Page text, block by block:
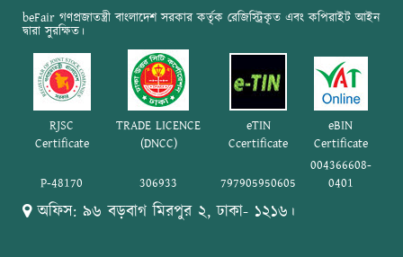
beFair গণপ্রজাতন্ত্রী বাংলাদেশ সরকার কর্তৃক রেজিস্ট্রিকৃত এবং কপিরাইট আইন
দ্বারা সুরক্ষিত।
RJSC
Certificate
TRADE LICENCE
(DNCC)
eTIN
Ccertificate
eBIN
Certificate
P-48170 306933 797905950605
004366608-
0401
অফিস: ৯৬ বড়বাগ মিরপুর ২, ঢাকা- ১২১৬।